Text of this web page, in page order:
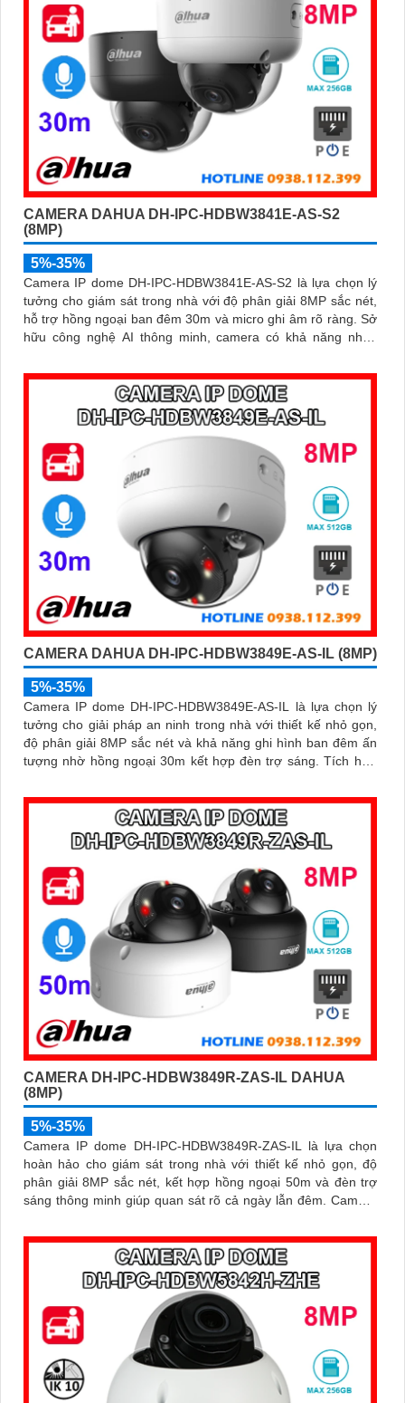
CAMERA DAHUA DH-IPC-HDBW3841E-AS-S2
(8MP)
5%-35%
Camera IP dome DH-IPC-HDBW3841E-AS-S2 là lựa chọn lý
tưởng cho giám sát trong nhà với độ phân giải 8MP sắc nét,
hỗ trợ hồng ngoại ban đêm 30m và micro ghi âm rõ ràng. Sở
hữu công nghệ AI thông minh, camera có khả năng nhận
tăng độ chính xác trong cảnh báo an ninh
CAMERA DAHUA DH-IPC-HDBW3849E-AS-IL (8MP)
5%-35%
Camera IP dome DH-IPC-HDBW3849E-AS-IL là lựa chọn lý
tưởng cho giải pháp an ninh trong nhà với thiết kế nhỏ gọn,
độ phân giải 8MP sắc nét và khả năng ghi hình ban đêm ấn
tượng nhờ hồng ngoại 30m kết hợp đèn trợ sáng. Tích hợp
thông minh giúp phân biệt chính xác người và phương tiện hỗ
trợ POE, giảm thiểu báo động giả hiệu quả
CAMERA DH-IPC-HDBW3849R-ZAS-IL DAHUA
(8MP)
5%-35%
Camera IP dome DH-IPC-HDBW3849R-ZAS-IL là lựa chọn
hoàn hảo cho giám sát trong nhà với thiết kế nhỏ gọn, độ
phân giải 8MP sắc nét, kết hợp hồng ngoại 50m và đèn trợ
sáng thông minh giúp quan sát rõ cả ngày lẫn đêm. Camera
công nghệ phân biệt người và phương tiện, nâng cao độ
chính xác trong cảnh báo, hỗ trợ POE tiện lợi